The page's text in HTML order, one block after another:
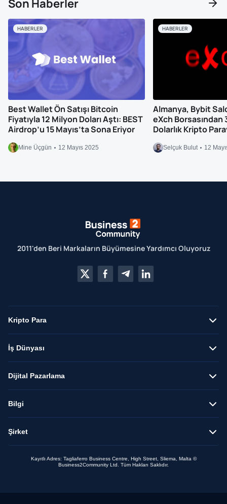
Son Haberler
Best Wallet Ön Satışı Bitcoin
Fiyatıyla 12 Milyon Doları Aştı: BEST
Airdrop’u 15 Mayıs’ta Sona Eriyor
Mine Üçgün 12 Mayıs 2025
HABERLER
Almanya, Bybit
eXch Borsasından
Dolarlık Kripto
Selçuk Bulut 12
HABERLER
2011'den Beri Markaların Büyümesine Yardımcı Oluyoruz
Kripto Para
İş Dünyası
Dijital Pazarlama
Bilgi
Şirket
Kayıtlı Adres: Tagliaferro Business Centre, High Street, Sliema, Malta ©
Business2Community Ltd. Tüm Hakları Saklıdır.